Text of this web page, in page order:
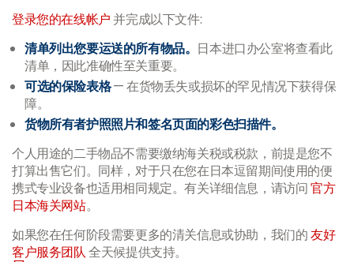
登录您的在线帐户 并完成以下文件:
清单列出您要运送的所有物品。 日本进口办公室将查看此
清单，因此准确性至关重要。
可选的保险表格— 在货物丢失或损坏的罕见情况下获得保
障。
货物所有者护照照片和签名页面的彩色扫描件。
个人用途的二手物品不需要缴纳海关税或税款，前提是您不
打算出售它们。同样，对于只在您在日本逗留期间使用的便
携式专业设备也适用相同规定。有关详细信息，请访问官方
日本海关网站。
如果您在任何阶段需要更多的清关信息或协助，我们的友好
客户服务团队全天候提供支持。